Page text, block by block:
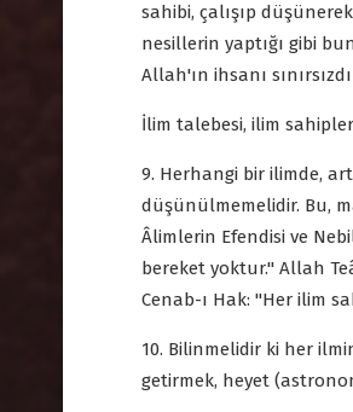
sahibi, çalışıp
nesillerin yaptığı gibi
Allah'ın ihsanı
İlim talebesi, ilim
9. Herhangi bir ilimde,
düşünülmemelidir. Bu,
Âlimlerin Efendisi ve
bereket yoktur." Allah
Cenab-ı Hak: "Her ilim
10. Bilinmelidir ki her
getirmek, heyet